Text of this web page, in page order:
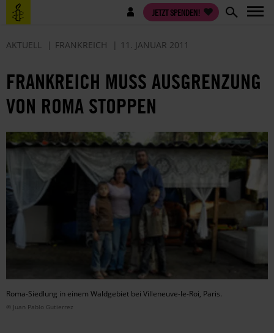
Direkt
zum
Benutzermenü JETZT SPENDEN!
AKTUELL FRANKREICH 11. JANUAR 2011
FRANKREICH MUSS AUSGRENZUNG
VON ROMA STOPPEN
Roma-Siedlung in einem Waldgebiet bei Villeneuve-le-Roi, Paris.
© Juan Pablo Gutierrez